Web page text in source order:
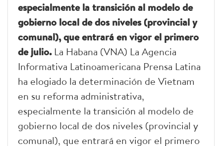
especialmente la transición al modelo de
gobierno local de dos niveles (provincial y
comunal), que entrará en vigor el primero
de julio. La Habana (VNA) La Agencia
Informativa Latinoamericana Prensa Latina
ha elogiado la determinación de Vietnam
en su reforma administrativa,
especialmente la transición al modelo de
gobierno local de dos niveles (provincial y
comunal), que entrará en vigor el primero